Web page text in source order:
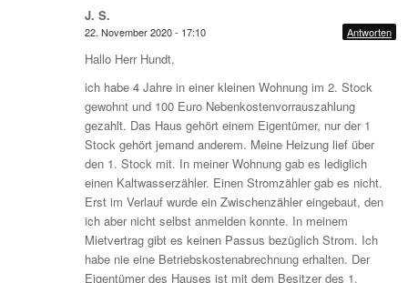
J. S.
22. November 2020 - 17:10 Antworten
Hallo Herr Hundt,
ich habe 4 Jahre in einer kleinen Wohnung im 2. Stock
gewohnt und 100 Euro Nebenkostenvorrauszahlung
gezahlt. Das Haus gehört einem Eigentümer, nur der 1
Stock gehört jemand anderem. Meine Heizung lief über
den 1. Stock mit. In meiner Wohnung gab es lediglich
einen Kaltwasserzähler. Einen Stromzähler gab es nicht.
Erst im Verlauf wurde ein Zwischenzähler eingebaut, den
ich aber nicht selbst anmelden konnte. In meinem
Mietvertrag gibt es keinen Passus bezüglich Strom. Ich
habe nie eine Betriebskostenabrechnung erhalten. Der
Eigentümer des Hauses ist mit dem Besitzer des 1.